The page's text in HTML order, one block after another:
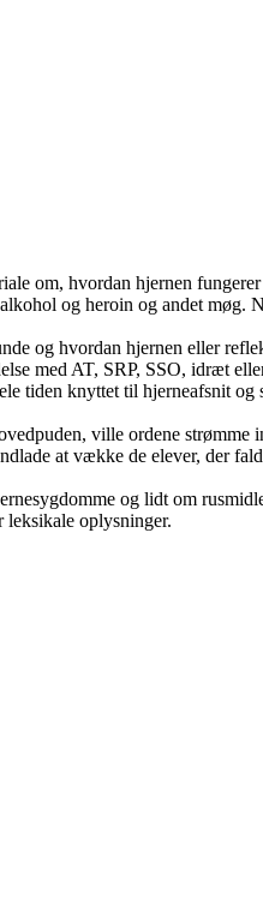
om, hvordan hjernen
og heroin og andet møg.
og hvordan hjernen eller
med AT, SRP, SSO, idræt
tiden knyttet til hjerneafsnit
ville ordene
at vække de elever, der
og lidt om
leksikale oplysninger.